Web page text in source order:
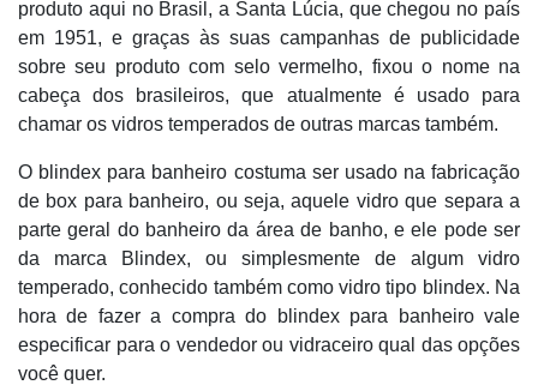
produto aqui no Brasil, a Santa Lúcia, que chegou no país
em 1951, e graças às suas campanhas de publicidade
sobre seu produto com selo vermelho, fixou o nome na
cabeça dos brasileiros, que atualmente é usado para
chamar os vidros temperados de outras marcas também.
O blindex para banheiro costuma ser usado na fabricação
de box para banheiro, ou seja, aquele vidro que separa a
parte geral do banheiro da área de banho, e ele pode ser
da marca Blindex, ou simplesmente de algum vidro
temperado, conhecido também como vidro tipo blindex. Na
hora de fazer a compra do blindex para banheiro vale
especificar para o vendedor ou vidraceiro qual das opções
você quer.